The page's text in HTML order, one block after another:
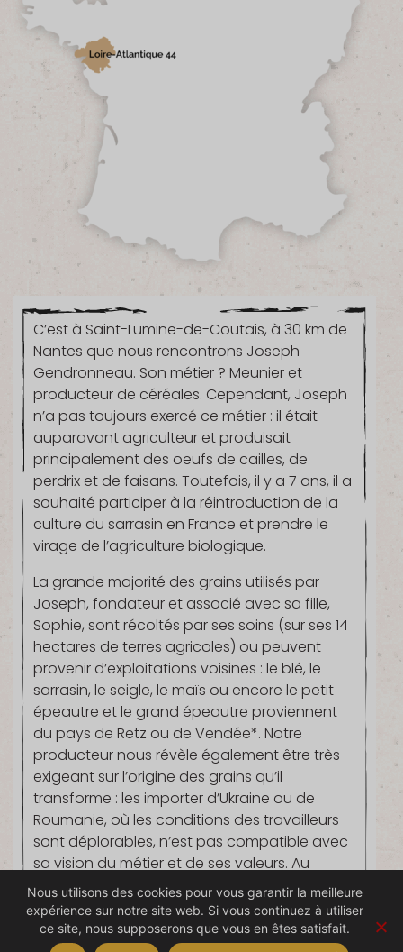
C’est à Saint-Lumine-de-Coutais, à 30 km de
Nantes que nous rencontrons Joseph
Gendronneau. Son métier ? Meunier et
producteur de céréales. Cependant, Joseph
n’a pas toujours exercé ce métier : il était
auparavant agriculteur et produisait
principalement des oeufs de cailles, de
perdrix et de faisans. Toutefois, il y a 7 ans, il a
souhaité participer à la réintroduction de la
culture du sarrasin en France et prendre le
virage de l’agriculture biologique.
La grande majorité des grains utilisés par
Joseph, fondateur et associé avec sa fille,
Sophie, sont récoltés par ses soins (sur ses 14
hectares de terres agricoles) ou peuvent
provenir d’exploitations voisines : le blé, le
sarrasin, le seigle, le maïs ou encore le petit
épeautre et le grand épeautre proviennent
du pays de Retz ou de Vendée*. Notre
producteur nous révèle également être très
exigeant sur l’origine des grains qu’il
transforme : les importer d’Ukraine ou de
Roumanie, où les conditions des travailleurs
sont déplorables, n’est pas compatible avec
sa vision du métier et de ses valeurs. Au
Moulin de la Brosse, père et fille travaillent de
manière traditionnelle. La mouture est réalisée
par l’action mécanique d’une meule de pierre.
Nous utilisons des cookies pour vous garantir la meilleure
expérience sur notre site web. Si vous continuez à utiliser
ce site, nous supposerons que vous en êtes satisfait.